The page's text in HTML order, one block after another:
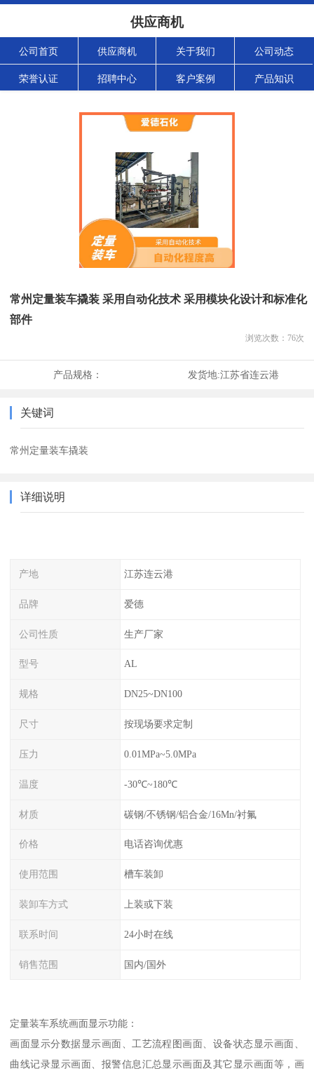
供应商机
公司首页 供应商机 关于我们 公司动态
荣誉认证 招聘中心 客户案例 产品知识
常州定量装车撬装 采用自动化技术 采用模块化设计和标准化
部件
浏览次数： 76次
产品规格： 发货地:江苏省连云港
关键词
常州定量装车撬装
详细说明
产地 江苏连云港
品牌 爱德
公司性质 生产厂家
型号 AL
规格 DN25~DN100
尺寸 按现场要求定制
压力 0.01MPa~5.0MPa
温度 -30℃~180℃
材质 碳钢/不锈钢/铝合金/16Mn/衬氟
价格 电话咨询优惠
使用范围 槽车装卸
装卸车方式 上装或下装
联系时间 24小时在线
销售范围 国内/国外
定量装车系统画面显示功能：
画面显示分数据显示画面、工艺流程图画面、设备状态显示画面、
曲线记录显示画面、报警信息汇总显示画面及其它显示画面等，画